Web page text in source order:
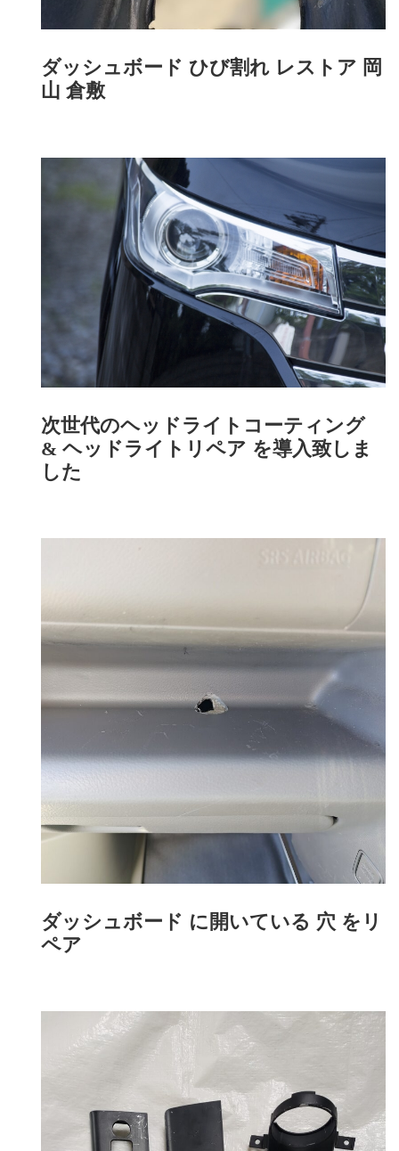
ダッシュボード ひび割れ レストア 岡
山 倉敷
次世代のヘッドライトコーティング
& ヘッドライトリペア を導入致しま
した
ダッシュボード に開いている 穴 をリ
ペア